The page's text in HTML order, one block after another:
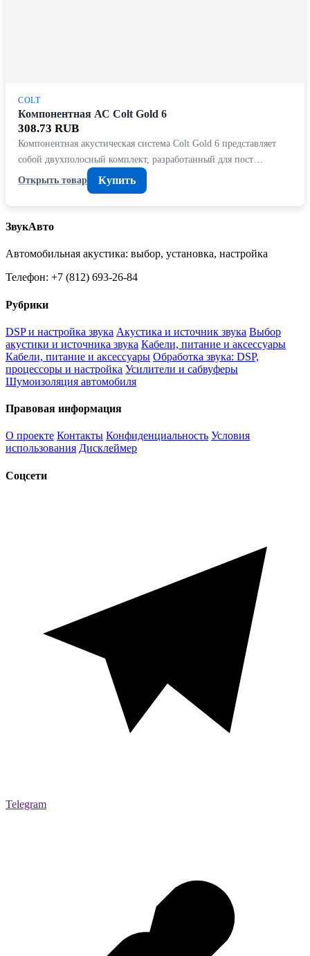
COLT
Компонентная АС Colt Gold 6
308.73 RUB
Компонентная акустическая система Colt Gold 6 представляет
собой двухполосный комплект, разработанный для пост…
Открыть товар
Купить
ЗвукАвто
Автомобильная акустика: выбор, установка, настройка
Телефон: +7 (812) 693-26-84
Рубрики
DSP и настройка звука Акустика и источник звука Выбор
акустики и источника звука Кабели, питание и аксессуары
Кабели, питание и аксессуары Обработка звука: DSP,
процессоры и настройка Усилители и сабвуферы
Шумоизоляция автомобиля
Правовая информация
О проекте Контакты Конфиденциальность Условия
использования Дисклеймер
Соцсети
Telegram